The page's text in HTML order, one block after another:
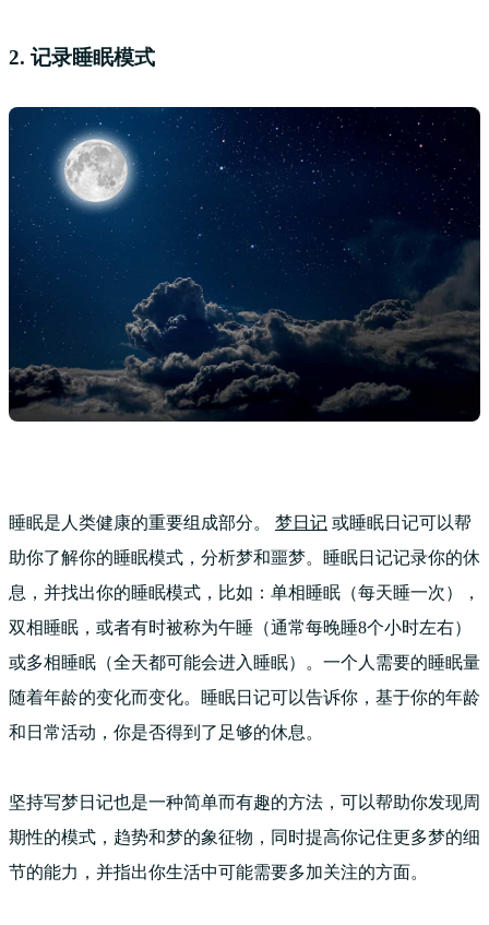
2. 记录睡眠模式
睡眠是人类健康的重要组成部分。 梦日记 或睡眠日记可以帮
助你了解你的睡眠模式，分析梦和噩梦。睡眠日记记录你的休
息，并找出你的睡眠模式，比如：单相睡眠（每天睡一次），
双相睡眠，或者有时被称为午睡（通常每晚睡8个小时左右）
或多相睡眠（全天都可能会进入睡眠）。一个人需要的睡眠量
随着年龄的变化而变化。睡眠日记可以告诉你，基于你的年龄
和日常活动，你是否得到了足够的休息。
坚持写梦日记也是一种简单而有趣的方法，可以帮助你发现周
期性的模式，趋势和梦的象征物，同时提高你记住更多梦的细
节的能力，并指出你生活中可能需要多加关注的方面。